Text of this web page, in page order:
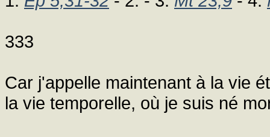
333
Car j'appelle maintenant à la vie
la vie temporelle, où je suis né